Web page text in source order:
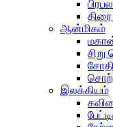
ஆன்மிகம்
இலக்கியம்